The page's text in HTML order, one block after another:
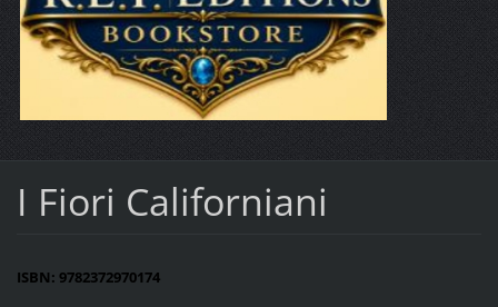
I Fiori Californiani
ISBN: 9782372970174